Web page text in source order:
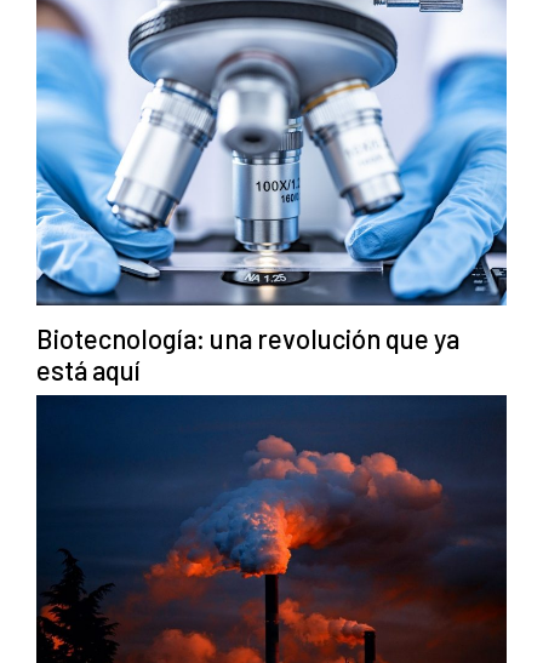
Biotecnología: una revolución que ya
está aquí